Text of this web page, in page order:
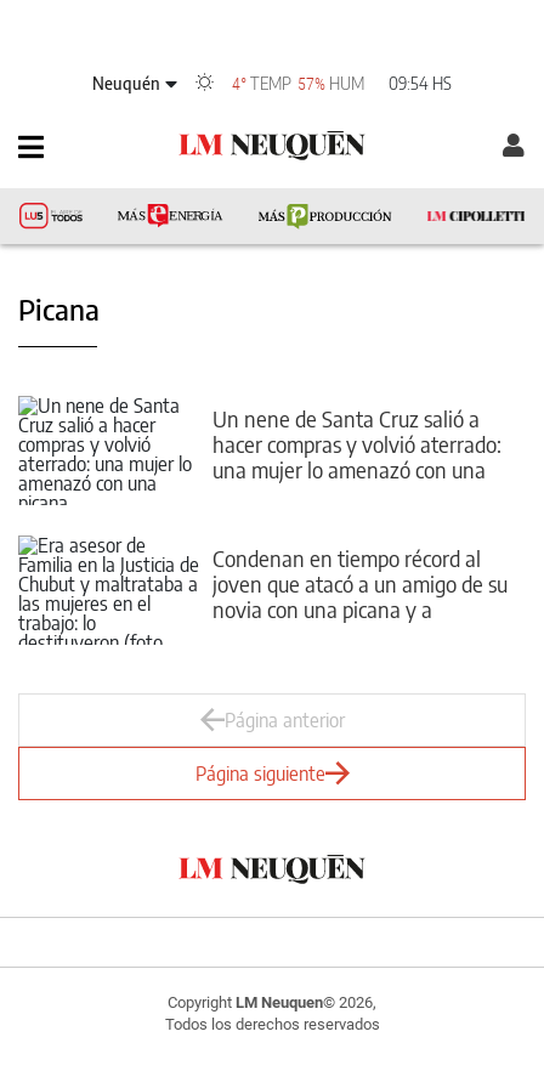
Neuquén 4°TEMP 57% HUM 09:54 HS
Picana
Un nene de Santa Cruz salió a
hacer compras y volvió aterrado:
una mujer lo amenazó con una
Condenan en tiempo récord al
joven que atacó a un amigo de su
novia con una picana y a
Página anterior
Página siguiente
Copyright LM Neuquen© 2026,
Todos los derechos reservados